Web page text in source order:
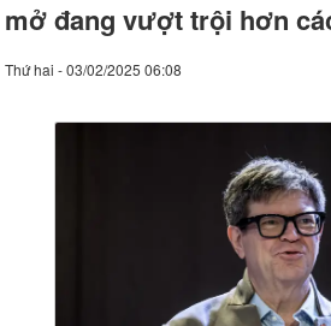
mở đang vượt trội hơn
Thứ hai - 03/02/2025 06:08